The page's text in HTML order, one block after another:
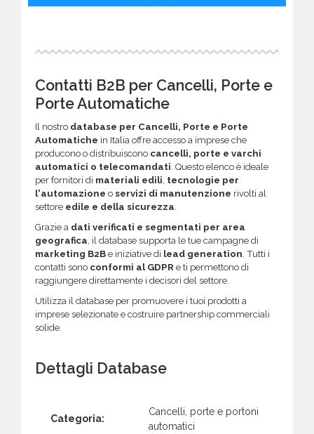
Contatti B2B per Cancelli, Porte e
Porte Automatiche
Il nostro database per Cancelli, Porte e Porte
Automatiche in Italia offre accesso a imprese che
producono o distribuiscono cancelli, porte e varchi
automatici o telecomandati. Questo elenco è ideale
per fornitori di materiali edili, tecnologie per
l'automazione o servizi di manutenzione rivolti al
settore edile e della sicurezza.
Grazie a dati verificati e segmentati per area
geografica, il database supporta le tue campagne di
marketing B2B e iniziative di lead generation. Tutti i
contatti sono conformi al GDPR e ti permettono di
raggiungere direttamente i decisori del settore.
Utilizza il database per promuovere i tuoi prodotti a
imprese selezionate e costruire partnership commerciali
solide.
Dettagli Database
Categoria:
Cancelli, porte e portoni
automatici